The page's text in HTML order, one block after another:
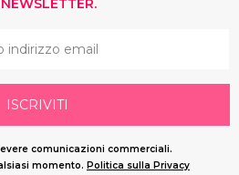
ISCRIVITI
comunicazioni commerciali.
momento. Politica sulla Privacy